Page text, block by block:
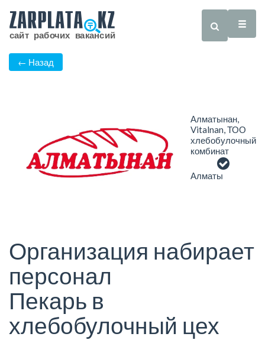
← Назад
Алматынан,
Vitalnan, ТОО
хлебобулочный
комбинат
Алматы
Организация набирает
персонал
Пекарь в
хлебобулочный цех